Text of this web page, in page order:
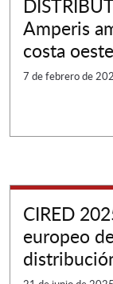
Amperis
costa
7 de febrero de
CIRED
europeo